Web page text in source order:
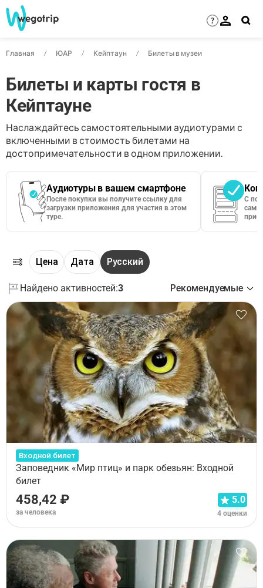
?
Главная ЮАР Кейптаун Билеты в музеи
Билеты и карты гостя в
Кейптауне
Наслаждайтесь самостоятельными аудиотурами с
включенными в стоимость билетами на
достопримечательности в одном приложении.
Аудиотуры в вашем смартфоне
После покупки вы получите ссылку для
загрузки приложения для участия в этом
туре.
С
сами
Цена Дата Русский
Найдено активностей:3 Рекомендуемые
Входной билет
Заповедник «Мир птиц» и парк обезьян: Входной
билет
458,42 ₽
за человека
5.0
4 оценки